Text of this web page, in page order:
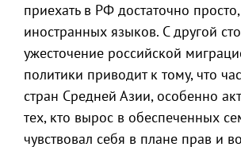
приехать в РФ достаточно
иностранных языков. С другой
ужесточение российской
политики приводит к тому, что
стран Средней Азии, особенно
тех, кто вырос в обеспеченных
чувствовал себя в плане прав и